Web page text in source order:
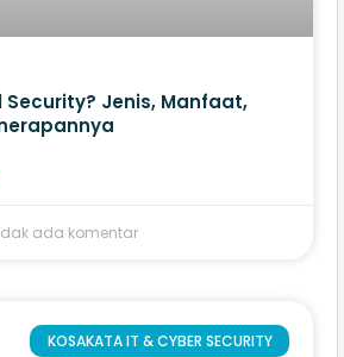
Security? Jenis, Manfaat,
ada komentar
KOSAKATA IT & CYBER SECURITY